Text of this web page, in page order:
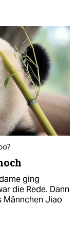
ging
die Rede. Dann
Männchen Jiao